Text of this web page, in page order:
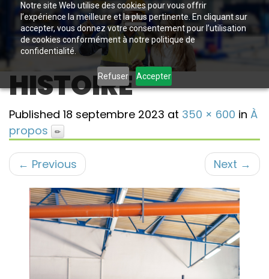
Notre site Web utilise des cookies pour vous offrir
l’expérience la meilleure et la plus pertinente. En cliquant sur
accepter, vous donnez votre consentement pour l’utilisation
de cookies conformément à notre politique de
confidentialité.
Refuser Accepter
HISTOIRE
Published 18 septembre 2023 at 350 × 600 in À
propos
← Previous Next →